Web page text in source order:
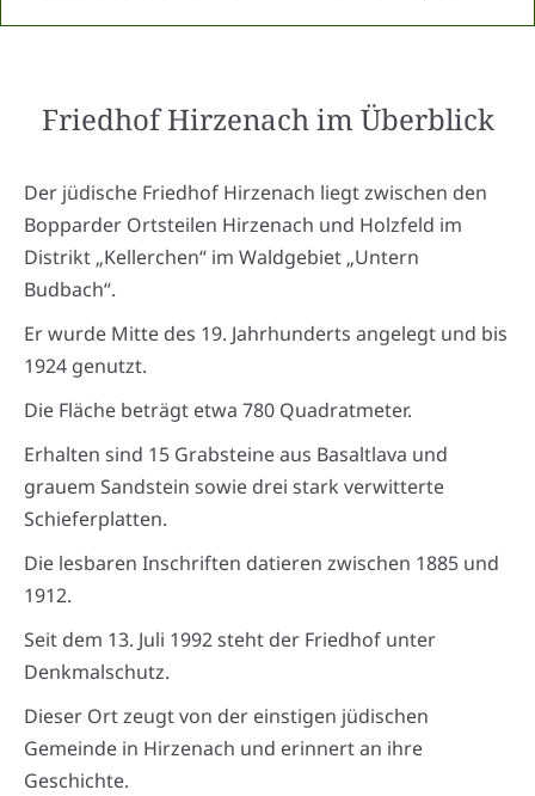
Friedhof Hirzenachim Überblick
Der jüdische Friedhof Hirzenach liegt zwischen den
Bopparder Ortsteilen Hirzenach und Holzfeld im
Distrikt „Kellerchen“ im Waldgebiet „Untern
Budbach“.
Er wurde Mitte des 19. Jahrhunderts angelegt und bis
1924 genutzt.
Die Fläche beträgt etwa 780 Quadratmeter.
Erhalten sind 15 Grabsteine aus Basaltlava und
grauem Sandstein sowie drei stark verwitterte
Schieferplatten.
Die lesbaren Inschriften datieren zwischen 1885 und
1912.
Seit dem 13. Juli 1992 steht der Friedhof unter
Denkmalschutz.
Dieser Ort zeugt von der einstigen jüdischen
Gemeinde in Hirzenach und erinnert an ihre
Geschichte.